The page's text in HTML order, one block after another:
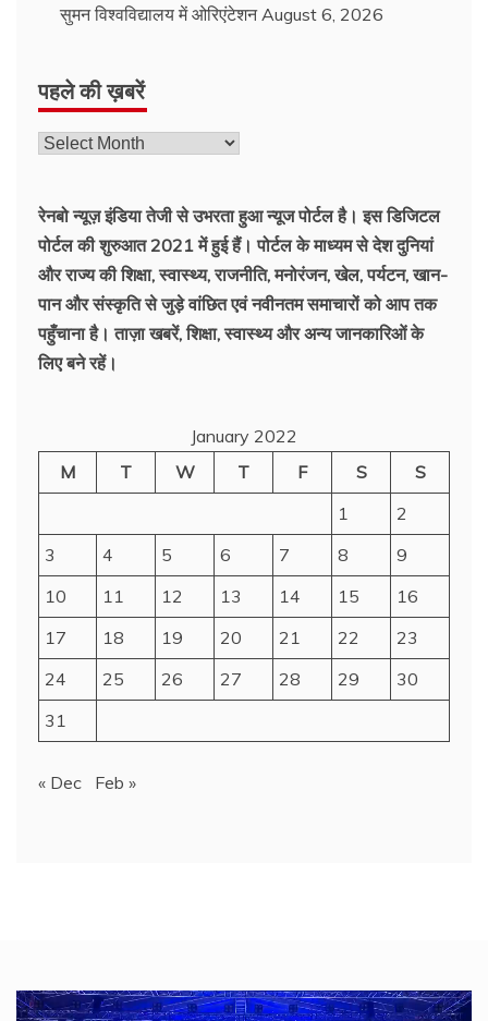
सुमन विश्वविद्यालय में ओरिएंटेशन August 6, 2026
पहले की ख़बरें
रेनबो न्यूज़ इंडिया तेजी से उभरता हुआ न्‍यूज पोर्टल है। इस डिजिटल
पोर्टल की शुरुआत 2021 में हुई हैं। पोर्टल के माध्यम से देश दुनियां
और राज्य की शिक्षा, स्वास्थ्य, राजनीति, मनोरंजन, खेल, पर्यटन, खान-
पान और संस्कृति से जुड़े वांछित एवं नवीनतम समाचारों को आप तक
पहुँचाना है। ताज़ा खबरें, शिक्षा, स्वास्थ्य और अन्य जानकारिओं के
लिए बने रहें।
January 2022
M
T W T F S
S
1
2
3
4 5 6 7 8
9
10
11 12 13 14 15
16
17
18 19 20 21 22
23
24
25 26 27 28 29
30
31
« Dec Feb »
Video